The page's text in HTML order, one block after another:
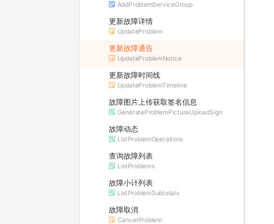
AddProblemServiceGroup
更新故障详情
UpdateProblem
更新故障通告
UpdateProblemNotice
更新故障时间线
UpdateProblemTimeline
故障图片上传获取签名信息
GenerateProblemPictureUploadSign
故障动态
ListProblemOperations
查询故障列表
ListProblems
故障小计列表
ListProblemSubtotals
故障取消
CancelProblem